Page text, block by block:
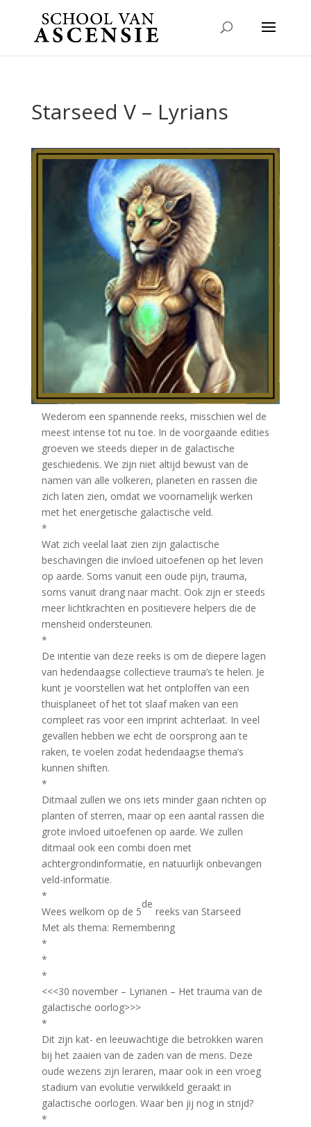
Starseed V – Lyrians
Wederom een spannende reeks, misschien wel de
meest intense tot nu toe. In de voorgaande edities
groeven we steeds dieper in de galactische
geschiedenis. We zijn niet altijd bewust van de
namen van alle volkeren, planeten en rassen die
zich laten zien, omdat we voornamelijk werken
met het energetische galactische veld.
*
Wat zich veelal laat zien zijn galactische
beschavingen die invloed uitoefenen op het leven
op aarde. Soms vanuit een oude pijn, trauma,
soms vanuit drang naar macht. Ook zijn er steeds
meer lichtkrachten en positievere helpers die de
mensheid ondersteunen.
*
De intentie van deze reeks is om de diepere lagen
van hedendaagse collectieve trauma’s te helen. Je
kunt je voorstellen wat het ontploffen van een
thuisplaneet of het tot slaaf maken van een
compleet ras voor een imprint achterlaat. In veel
gevallen hebben we echt de oorsprong aan te
raken, te voelen zodat hedendaagse thema’s
kunnen shiften.
*
Ditmaal zullen we ons iets minder gaan richten op
planten of sterren, maar op een aantal rassen die
grote invloed uitoefenen op aarde. We zullen
ditmaal ook een combi doen met
achtergrondinformatie, en natuurlijk onbevangen
veld-informatie.
*
Wees welkom op de 5
de
reeks van Starseed
Met als thema: Remembering
*
*
*
<<<30 november – Lyrianen – Het trauma van de
galactische oorlog>>>
*
Dit zijn kat- en leeuwachtige die betrokken waren
bij het zaaien van de zaden van de mens. Deze
oude wezens zijn leraren, maar ook in een vroeg
stadium van evolutie verwikkeld geraakt in
galactische oorlogen. Waar ben jij nog in strijd?
*